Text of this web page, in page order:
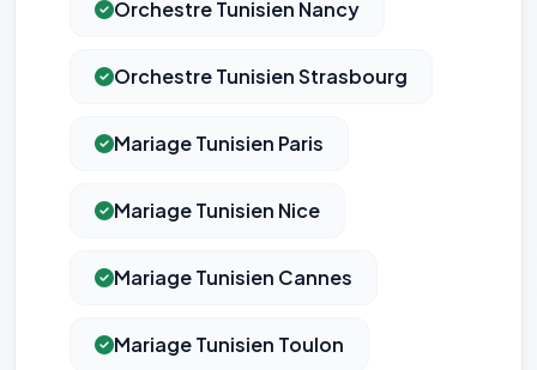
Orchestre Tunisien Nancy
Orchestre Tunisien Strasbourg
Mariage Tunisien Paris
Mariage Tunisien Nice
Mariage Tunisien Cannes
Mariage Tunisien Toulon